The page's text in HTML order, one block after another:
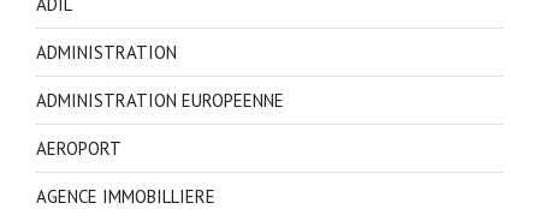
ADMINISTRATION
ADMINISTRATION EUROPEENNE
AEROPORT
AGENCE IMMOBILLIERE